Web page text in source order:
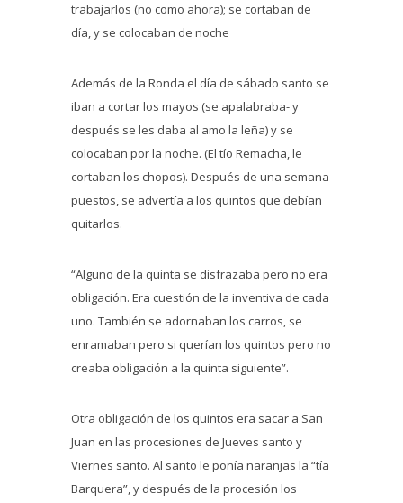
trabajarlos (no como ahora); se cortaban de
día, y se colocaban de noche
Además de la Ronda el día de sábado santo se
iban a cortar los mayos (se apalabraba- y
después se les daba al amo la leña) y se
colocaban por la noche. (El tío Remacha, le
cortaban los chopos). Después de una semana
puestos, se advertía a los quintos que debían
quitarlos.
“Alguno de la quinta se disfrazaba pero no era
obligación. Era cuestión de la inventiva de cada
uno. También se adornaban los carros, se
enramaban pero si querían los quintos pero no
creaba obligación a la quinta siguiente”.
Otra obligación de los quintos era sacar a San
Juan en las procesiones de Jueves santo y
Viernes santo. Al santo le ponía naranjas la “tía
Barquera”, y después de la procesión los